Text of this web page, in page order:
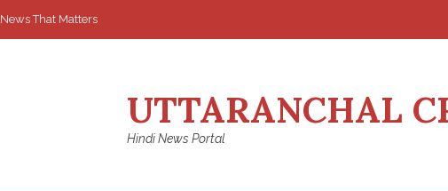
News That Matters
UTTARANCHAL
Hindi News Portal